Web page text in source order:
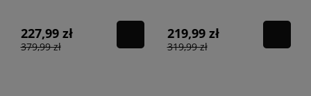
227,99 zł
379,99 zł
219,99 zł
319,99 zł